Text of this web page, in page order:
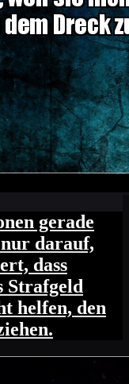
gerade
darauf,
dass
Strafgeld
helfen, den